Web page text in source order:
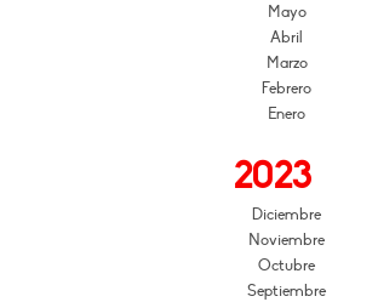
Mayo
Abril
Marzo
Febrero
Enero
2023
Diciembre
Noviembre
Octubre
Septiembre